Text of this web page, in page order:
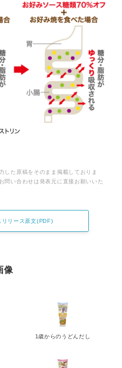
した原稿をそのまま掲載しておりま
問い合わせは発表元に直接お願いいた
リリース原文(PDF)
像
1歳からのうどんだし